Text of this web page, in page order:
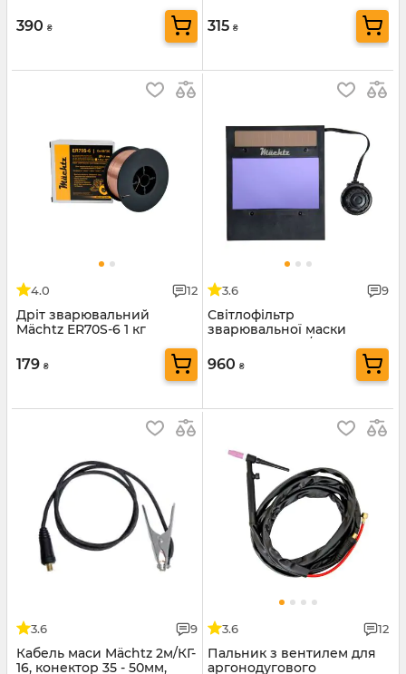
390 ₴ 315 ₴
4.0 12
Дріт зварювальний
Mäсhtz ER70S-6 1 кг
179 ₴
3.6 9
Світлофільтр
зварювальної маски
Mächtz MWH-4/306 PRO
960 ₴
3.6 9
Кабель маси Mächtz 2м/КГ-
16, конектор 35 - 50мм,
3.6 12
Пальник з вентилем для
аргонодугового